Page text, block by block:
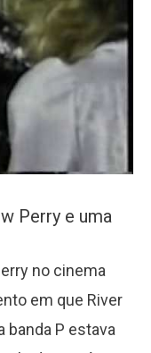
Perry e uma
em que River
banda P estava